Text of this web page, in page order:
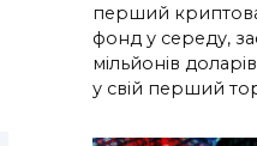
перший
фонд у середу,
мільйонів
у свій перший